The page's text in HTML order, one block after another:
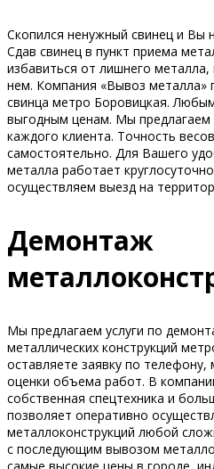
Скопился ненужный свинец и Вы
Сдав свинец в пункт приема
избавиться от лишнего
нем. Компания «Вывоз металла»
свинца метро Боровицкая.
выгодным ценам. Мы предлагаем
каждого клиента. Точность
самостоятельно. Для Вашего
металла работает
осуществляем выезд на
Демонтаж
Мы предлагаем услуги по
металлических конструкций
оставляете заявку по
оценки объема работ. В
собственная спецтехника и
позволяет оперативно
металлоконструкций любой
с последующим вывозом